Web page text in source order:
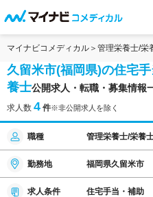
マイナビコメディカル 管理栄養士/栄
久留米市(福岡県)の住宅
養士公開求人・転職・募集情報
求人数 4 件※非公開求人を除く
職種 管理栄養士/栄養
勤務地 福岡県久留米市
求人条件 住宅手当・補助